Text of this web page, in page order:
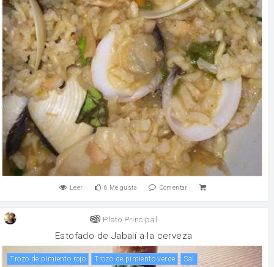
Leer 6 Me gusta Comentar
Plato Principal
Estofado de Jabalí a la cerveza
Trozo de pimiento rojo Trozo de pimiento verde sal